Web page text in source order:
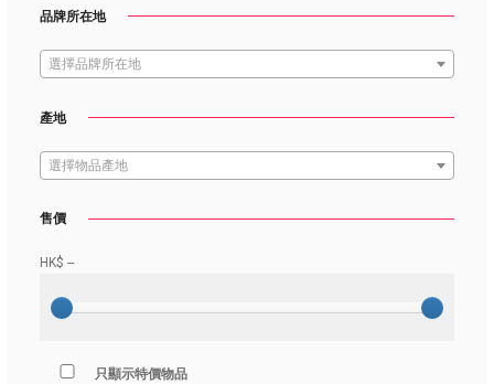
品牌所在地
選擇品牌所在地
產地
選擇物品產地
售價
HK$ --
只顯示特價物品